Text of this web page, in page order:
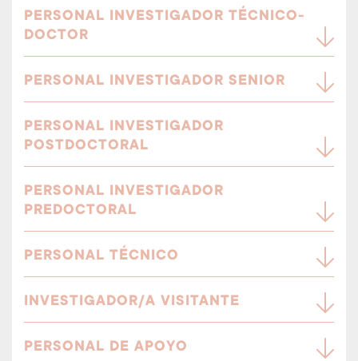
PERSONAL INVESTIGADOR TÉCNICO-
DOCTOR
PERSONAL INVESTIGADOR SENIOR
PERSONAL INVESTIGADOR
POSTDOCTORAL
PERSONAL INVESTIGADOR
PREDOCTORAL
PERSONAL TÉCNICO
INVESTIGADOR/A VISITANTE
PERSONAL DE APOYO